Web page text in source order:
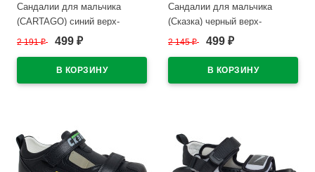
Сандалии для мальчика
(CARTAGO) синий верх-
искусственная кожа
размерный ряд 30-38 арт.
RR1510_11607-25247
2 191₽ 499 ₽
Сандалии для мальчика
(Сказка) черный верх-
искусственная кожа
размерный ряд 32-37
арт.R101771521BK
2 145₽ 499 ₽